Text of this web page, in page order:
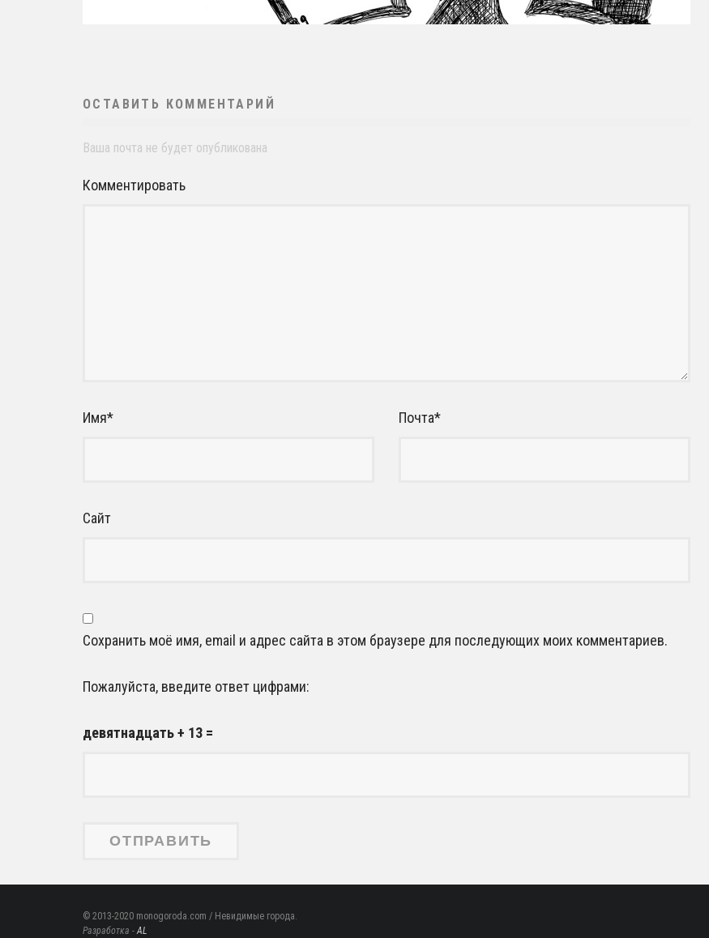
ОСТАВИТЬ КОММЕНТАРИЙ
Ваша почта не будет опубликована
Комментировать
Имя* Почта*
Сайт
Сохранить моё имя, email и адрес сайта в этом браузере для последующих моих комментариев.
Пожалуйста, введите ответ цифрами:
девятнадцать + 13 =
© 2013-2020 monogoroda.com / Невидимые города.
Разработка -AL